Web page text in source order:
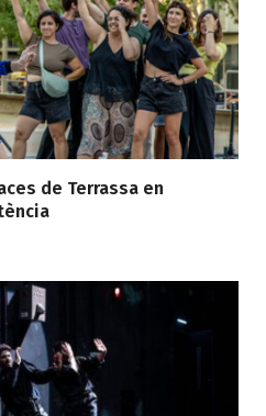
de Terrassa en